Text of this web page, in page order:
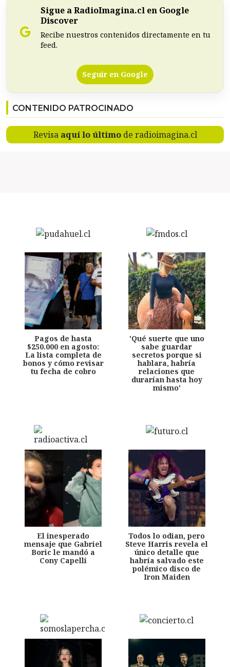
Sigue a RadioImagina.cl en Google
Discover
Recibe nuestros contenidos directamente en tu
feed.
Seguir en Google
CONTENIDO PATROCINADO
Revisa aquí lo últimode radioimagina.cl
Pagos de hasta
$250.000 en agosto:
La lista completa de
bonos y cómo revisar
tu fecha de cobro
'Qué suerte que uno
sabe guardar
secretos porque si
hablara, habría
relaciones que
durarían hasta hoy
mismo'
El inesperado
mensaje que Gabriel
Boric le mandó a
Cony Capelli
Todos lo odian, pero
Steve Harris revela el
único detalle que
habría salvado este
polémico disco de
Iron Maiden